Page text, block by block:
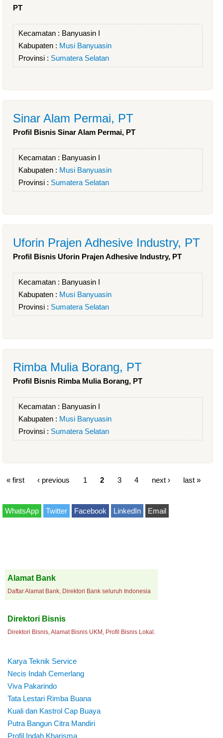
PT
Kecamatan : Banyuasin I
Kabupaten : Musi Banyuasin
Provinsi : Sumatera Selatan
Sinar Alam Permai, PT
Profil Bisnis Sinar Alam Permai, PT
Kecamatan : Banyuasin I
Kabupaten : Musi Banyuasin
Provinsi : Sumatera Selatan
Uforin Prajen Adhesive Industry, PT
Profil Bisnis Uforin Prajen Adhesive Industry, PT
Kecamatan : Banyuasin I
Kabupaten : Musi Banyuasin
Provinsi : Sumatera Selatan
Rimba Mulia Borang, PT
Profil Bisnis Rimba Mulia Borang, PT
Kecamatan : Banyuasin I
Kabupaten : Musi Banyuasin
Provinsi : Sumatera Selatan
« first ‹ previous 1 2 3 4 next › last »
WhatsApp Twitter Facebook LinkedIn Email
Alamat Bank
Daftar Alamat Bank, Direktori Bank seluruh Indonesia
Direktori Bisnis
Direktori Bisnis, Alamat Bisnis UKM, Profil Bisnis Lokal.
Karya Teknik Service
Necis Indah Cemerlang
Viva Pakarindo
Tata Lestari Rimba Buana
Kuali dan Kastrol Cap Buaya
Putra Bangun Citra Mandiri
Profil Indah Kharisma